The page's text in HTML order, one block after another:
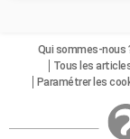
Qui sommes-nous
Tous les
Paramétrer les